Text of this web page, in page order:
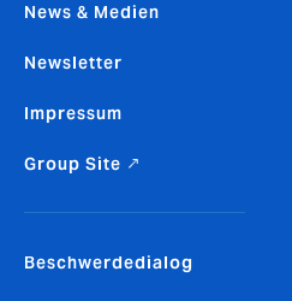
News & Medien
Newsletter
Impressum
Group Site ↗
Beschwerdedialog